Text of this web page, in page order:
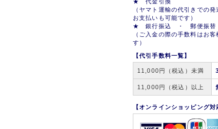
（ヤマト運輸の代引きでの
お支払いも可能です）
★ 銀行振込 ・ 郵便振替
（ご入金の際の手数料はお
す）
【代引手数料一覧】
11,000円（税込）未満
11,000円（税込）以上
【オンラインショッピング